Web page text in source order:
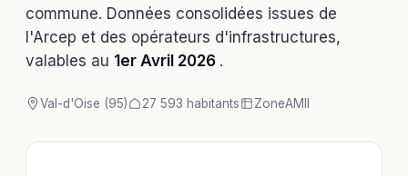
commune. Données consolidées issues de
l'Arcep et des opérateurs d'infrastructures,
valables au 1er Avril 2026 .
Val-d'Oise (95) 27 593 habitants ZoneAMII